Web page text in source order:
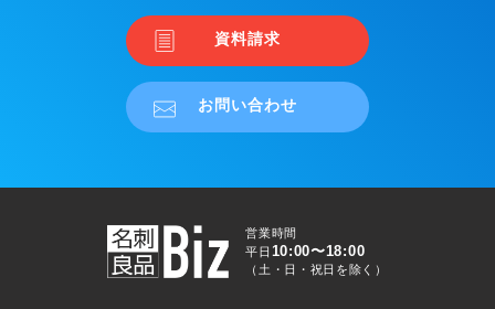
資料請求
お問い合わせ
営業時間
平日 10:00〜18:00
（土・日・祝日を除く）